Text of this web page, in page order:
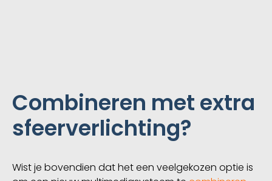
Combineren met extra
sfeerverlichting?
Wist je bovendien dat het een veelgekozen optie is